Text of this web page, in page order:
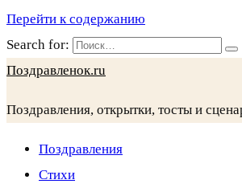
Перейти к содержанию
Search for:
Поздравленок.ru
Поздравления, открытки, тосты и
Поздравления
Стихи